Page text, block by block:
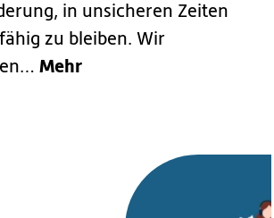
in unsicheren Zeiten
zu bleiben. Wir
Mehr